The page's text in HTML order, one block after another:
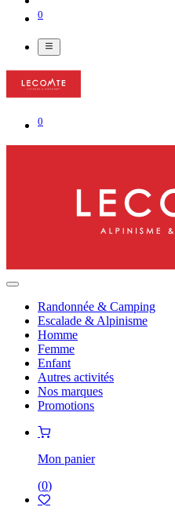
0
0
Randonnée & Camping
Escalade & Alpinisme
Homme
Femme
Enfant
Autres activités
Nos marques
Promotions
Mon panier
(0)